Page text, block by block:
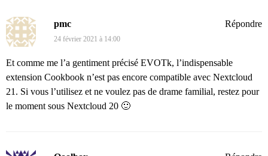
pmc
24 février 2021 à 14:00
Et comme me l’a gentiment précisé EVOTk, l’indispensable
extension Cookbook n’est pas encore compatible avec Nextcloud
21. Si vous l’utilisez et ne voulez pas de drame familial, restez pour
le moment sous Nextcloud 20 🙂
Répondre